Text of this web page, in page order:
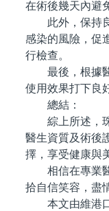
在術後幾天內避
此外，保持良
感染的風險，促
行檢查。
最後，根據醫
使用效果打下良
總結：
綜上所述，珠
醫生資質及術後
擇，享受健康與
相信在專業醫
拾自信笑容，盡
本文由維港口